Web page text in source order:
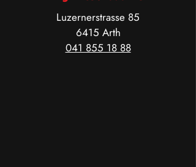
Luzernerstrasse 85
6415 Arth
041 855 18 88